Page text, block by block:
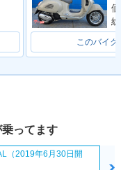
このバイク
ってます
（2019年6月30日開